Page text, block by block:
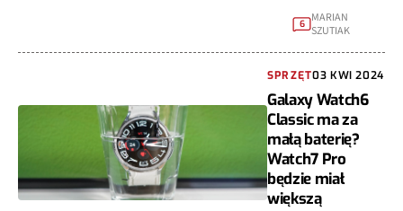
6
MARIAN
SZUTIAK
SPRZĘT03 KWI 2024
Galaxy Watch6
Classic ma za
małą baterię?
Watch7 Pro
będzie miał
większą